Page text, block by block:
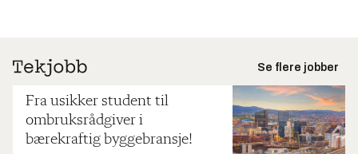
Se flere jobber
Fra usikker student til
ombruksrådgiver i
bærekraftig byggebransje!